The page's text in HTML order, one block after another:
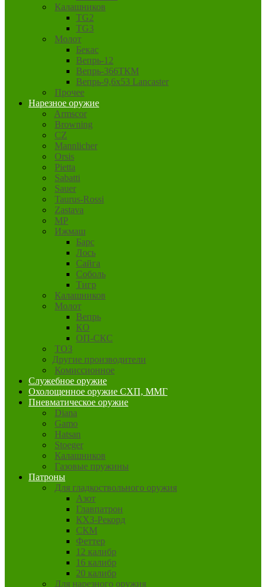
Калашников
TG2
TG3
Молот
Бекас
Вепрь-12
Вепрь-366ТКМ
Вепрь-9,6х53 Lancaster
Прочее
Нарезное оружие
Armscor
Browning
CZ
Mannlicher
Orsis
Pietta
Sabatti
Sauer
Taurus-Rossi
Zastava
MP
Ижмаш
Барс
Лось
Сайга
Соболь
Тигр
Калашников
Молот
Вепрь
КО
ОП-СКС
ТОЗ
Другие производители
Комиссионное
Служебное оружие
Охолощенное оружие СХП, ММГ
Пневматическое оружие
Diana
Gamo
Hatsan
Stoeger
Калашников
Газовые пружины
Патроны
Для гладкоствольного оружия
Азот
Главпатрон
КХЗ-Рекорд
СКМ
Феттер
12 калибр
16 калибр
20 калибр
Для нарезного оружия